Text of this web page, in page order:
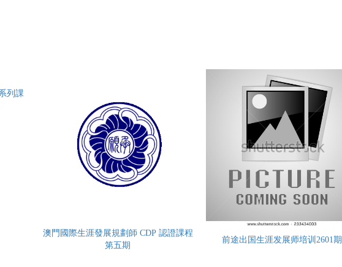
列課
澳門國際生涯發展規劃師 CDP 認證課程
第五期
前途出国生涯发展师培训2601期